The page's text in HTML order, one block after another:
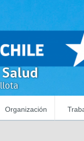
Organización